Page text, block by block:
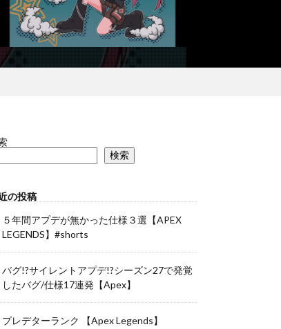
検索
の投稿
５年間アプデが無かった仕様３選【APEX
LEGENDS】#shorts
バグ!?サイレントアプデ!?シーズン27で発覚
したバグ/仕様17連発【Apex】
プレデターランク 【Apex Legends】